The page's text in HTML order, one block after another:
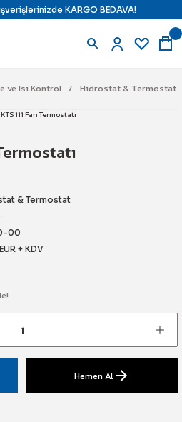
KARGO BEDAVA!
ve Isı Kontrol Hidrostat & Termostat
& Termostat
00
+ KDV
Hemen Al